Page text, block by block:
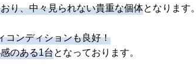
り、中々見られない貴重な個体となります。
コンディションも良好！
のある1台となっております。